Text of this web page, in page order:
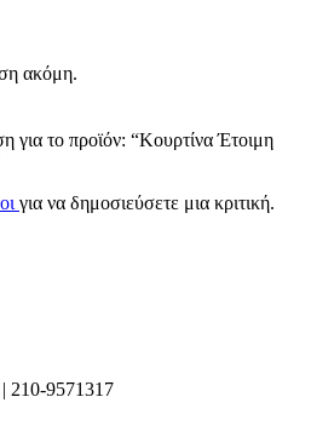
ακόμη.
για το προϊόν: “Κουρτίνα Έτοιμη
για να δημοσιεύσετε μια κριτική.
210-9571317